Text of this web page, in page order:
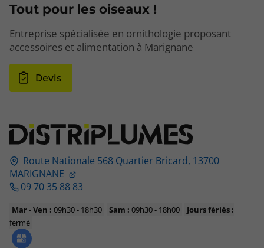
Route Nationale 568 Quartier Bricard, 13700
MARIGNANE
09 70 35 88 83
Mar - Ven : 09h30 - 18h30 Sam : 09h30 - 18h00
Jours fériés :
fermé
Tout pour les oiseaux !
Entreprise spécialisée en ornithologie proposant
accessoires et alimentation à Marignane
Devis